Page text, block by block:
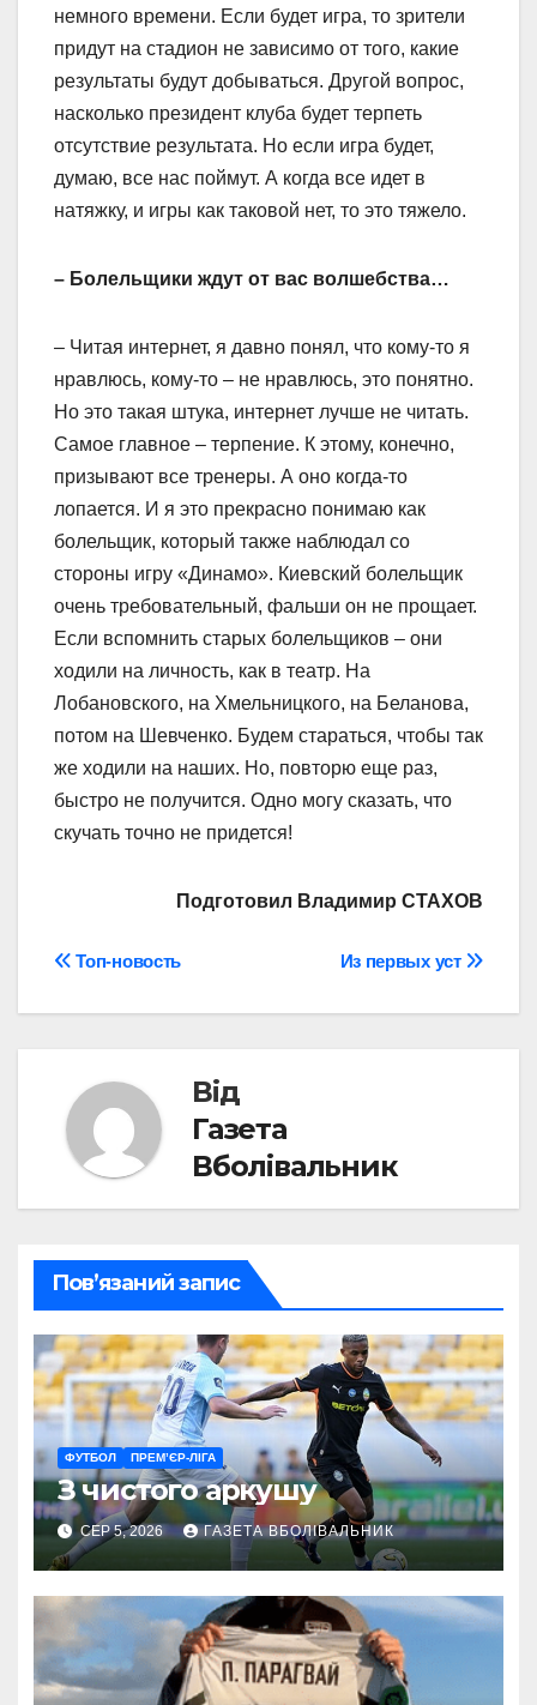
немного времени. Если будет игра, то зрители
придут на стадион не зависимо от того, какие
результаты будут добываться. Другой вопрос,
насколько президент клуба будет терпеть
отсутствие результата. Но если игра будет,
думаю, все нас поймут. А когда все идет в
натяжку, и игры как таковой нет, то это тяжело.
– Болельщики ждут от вас волшебства…
– Читая интернет, я давно понял, что кому-то я
нравлюсь, кому-то – не нравлюсь, это понятно.
Но это такая штука, интернет лучше не читать.
Самое главное – терпение. К этому, конечно,
призывают все тренеры. А оно когда-то
лопается. И я это прекрасно понимаю как
болельщик, который также наблюдал со
стороны игру «Динамо». Киевский болельщик
очень требовательный, фальши он не прощает.
Если вспомнить старых болельщиков – они
ходили на личность, как в театр. На
Лобановского, на Хмельницкого, на Беланова,
потом на Шевченко. Будем стараться, чтобы так
же ходили на наших. Но, повторю еще раз,
быстро не получится. Одно могу сказать, что
скучать точно не придется!
Подготовил Владимир СТАХОВ
Навігація
записів
Из первых уст
Топ-новость
Від
Газета
Вболівальник
Пов’язаний запис
ФУТБОЛ ПРЕМ’ЄР-ЛІГА
З чистого аркушу
СЕР 5, 2026 ГАЗЕТА ВБОЛІВАЛЬНИК